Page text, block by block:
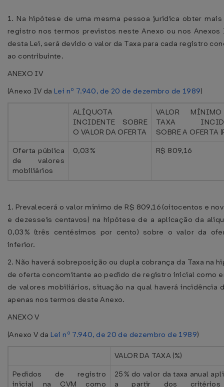
1. Na hipótese de uma mesma pessoa jurídica obter
registro nos termos previstos neste Anexo ou nos
desta Lei, será devido o valor da Taxa para cada registro
ao contribuinte.
ANEXO IV
(Anexo IV da Lei nº 7.940, de 20 de dezembro de 1989)
ALÍQUOTA
INCIDENTE SOBRE
O VALOR DA OFERTA
VALOR
TAXA
SOBRE A OFERTA
Oferta pública
de valores
mobiliários
0,03% R$ 809,16
1. Prevalecerá o valor mínimo de R$ 809,16 (oitocentos e
e dezesseis centavos) na hipótese de a aplicação da
0,03% (três centésimos por cento) sobre o valor da
inferior.
2. Não haverá sobreposição ou dupla cobrança da Taxa na
de oferta concomitante ao pedido de registro inicial como
de valores mobiliários, situação na qual haverá incidência
apenas nos termos deste Anexo.
ANEXO V
(Anexo V da Lei nº 7.940, de 20 de dezembro de 1989)
VALOR DA TAXA (%)
Pedidos de registro
inicial na CVM como
25% do valor da taxa anual
a partir dos